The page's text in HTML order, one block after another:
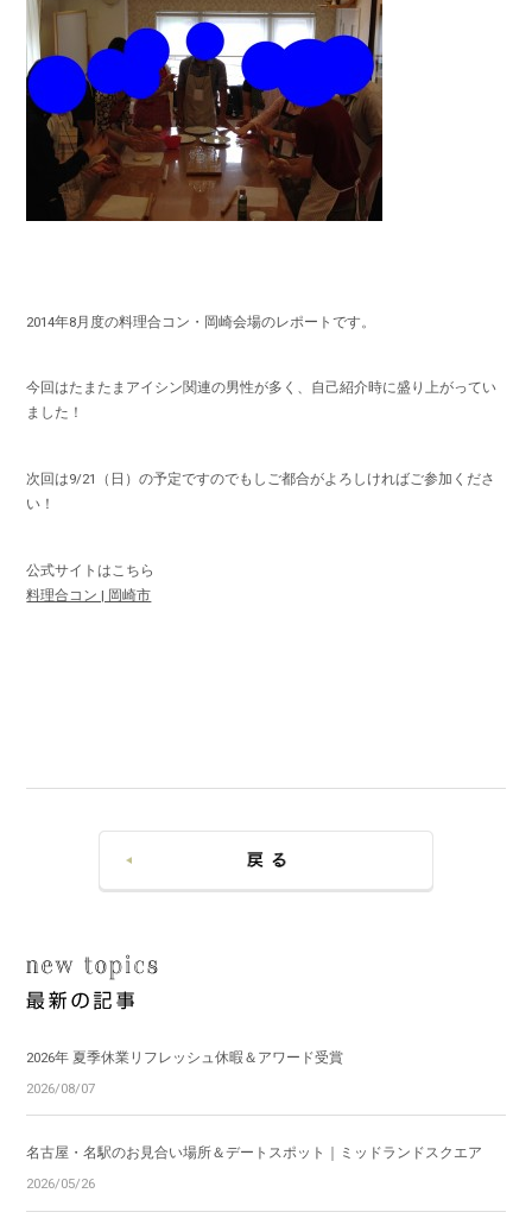
2014年8月度の料理合コン・岡崎会場のレポートです。
今回はたまたまアイシン関連の男性が多く、自己紹介時に盛り上がってい
ました！
次回は9/21（日）の予定ですのでもしご都合がよろしければご参加くださ
い！
公式サイトはこちら
料理合コン | 岡崎市
2026年 夏季休業リフレッシュ休暇＆アワード受賞
2026/08/07
名古屋・名駅のお見合い場所＆デートスポット｜ミッドランドスクエア
2026/05/26